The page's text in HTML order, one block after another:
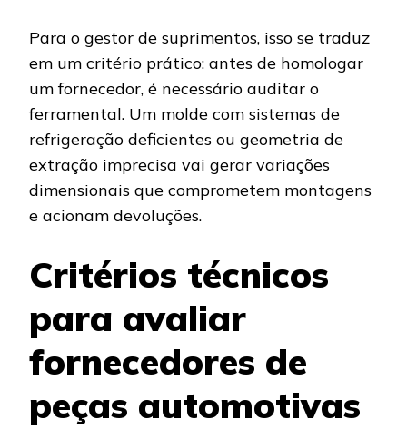
Para o gestor de suprimentos, isso se traduz
em um critério prático: antes de homologar
um fornecedor, é necessário auditar o
ferramental. Um molde com sistemas de
refrigeração deficientes ou geometria de
extração imprecisa vai gerar variações
dimensionais que comprometem montagens
e acionam devoluções.
Critérios técnicos
para avaliar
fornecedores de
peças automotivas